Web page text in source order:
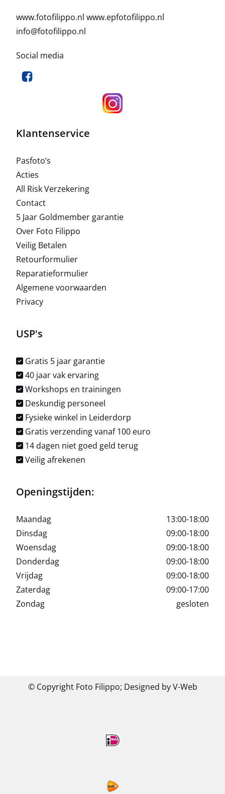
www.fotofilippo.nlwww.epfotofilippo.nl
info@fotofilippo.nl
Social media
Klantenservice
Pasfoto’s
Acties
All Risk Verzekering
Contact
5 Jaar Goldmember garantie
Over Foto Filippo
Veilig Betalen
Retourformulier
Reparatieformulier
Algemene voorwaarden
Privacy
USP's
Gratis 5 jaar garantie
40 jaar vak ervaring
Workshops en trainingen
Deskundig personeel
Fysieke winkel in Leiderdorp
Gratis verzending vanaf 100 euro
14 dagen niet goed geld terug
Veilig afrekenen
Openingstijden:
Maandag
13:00-18:00
Dinsdag
09:00-18:00
Woensdag
09:00-18:00
Donderdag
09:00-18:00
Vrijdag
09:00-18:00
Zaterdag
09:00-17:00
Zondag
gesloten
© Copyright Foto Filippo; Designed by V-Web